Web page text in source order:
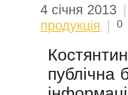
4 січня 2013
продукція
0
публічна